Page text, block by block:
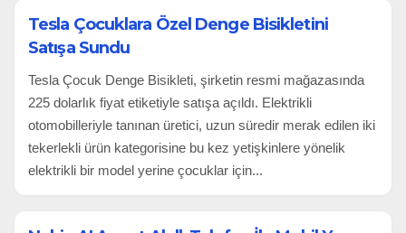
Tesla Çocuklara Özel Denge Bisikletini
Satışa Sundu
Tesla Çocuk Denge Bisikleti, şirketin resmi mağazasında
225 dolarlık fiyat etiketiyle satışa açıldı. Elektrikli
otomobilleriyle tanınan üretici, uzun süredir merak edilen iki
tekerlekli ürün kategorisine bu kez yetişkinlere yönelik
elektrikli bir model yerine çocuklar için...